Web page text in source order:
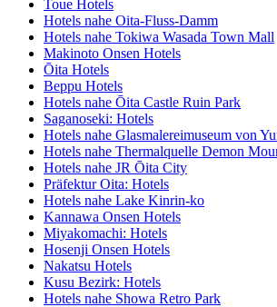
Toue Hotels
Hotels nahe Oita-Fluss-Damm
Hotels nahe Tokiwa Wasada Town Mall
Makinoto Onsen Hotels
Ōita Hotels
Beppu Hotels
Hotels nahe Ōita Castle Ruin Park
Saganoseki: Hotels
Hotels nahe Glasmalereimuseum von
Hotels nahe Thermalquelle Demon
Hotels nahe JR Ōita City
Präfektur Oita: Hotels
Hotels nahe Lake Kinrin-ko
Kannawa Onsen Hotels
Miyakomachi: Hotels
Hosenji Onsen Hotels
Nakatsu Hotels
Kusu Bezirk: Hotels
Hotels nahe Showa Retro Park